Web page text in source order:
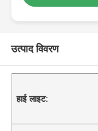
उत्पाद विवरण
हाई लाइट: